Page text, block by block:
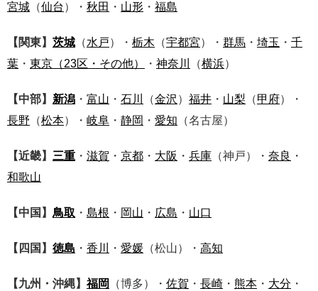
宮城 （仙台 ）・ 秋田 ・ 山形 ・ 福島
【関東】 茨城 （水戸）・ 栃木 （宇都宮）・ 群馬 ・ 埼玉 ・ 千
葉 ・ 東京 （23区・その他） ・ 神奈川 （横浜）
【中部】 新潟 ・ 富山 ・ 石川 （金沢 ） 福井 ・ 山梨 （甲府）・
長野 （松本）・ 岐阜 ・ 静岡 ・ 愛知 （名古屋）
【近畿】 三重 ・ 滋賀 ・ 京都 ・ 大阪 ・ 兵庫 （神戸）・ 奈良 ・
和歌山
【中国】 鳥取 ・ 島根 ・ 岡山 ・ 広島 ・ 山口
【四国】 徳島 ・ 香川 ・ 愛媛 （松山）・ 高知
【九州・沖縄】福岡 （博多）・ 佐賀 ・ 長崎 ・ 熊本 ・ 大分 ・